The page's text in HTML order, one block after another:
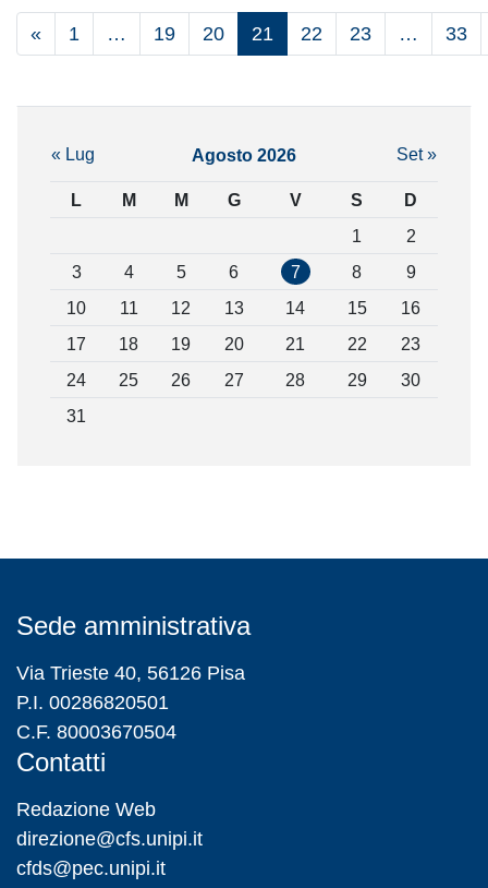
« 1 … 19 20 21 22 23 … 33
Agosto 2026
L M M G V S D
« Lug Set »
1
2
3
4 5 6 7 8
9
10
11 12 13 14 15
16
17
18 19 20 21 22
23
24
25 26 27 28 29
30
31
Sede amministrativa
Via Trieste 40, 56126 Pisa
P.I. 00286820501
C.F. 80003670504
Contatti
Redazione Web
direzione@cfs.unipi.it
cfds@pec.unipi.it